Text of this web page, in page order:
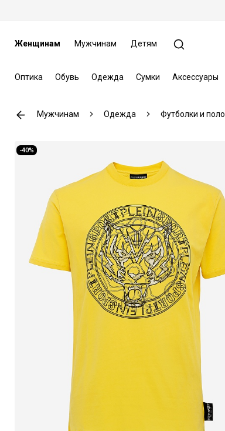
Женщинам Мужчинам Детям
Оптика Обувь Одежда Сумки Аксессуары
Мужчинам Одежда Футболки и поло
-40%